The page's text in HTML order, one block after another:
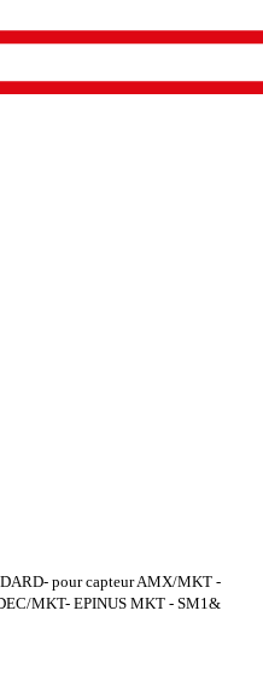
pour capteur AMX/MKT -
MKT- EPINUS MKT - SM1&